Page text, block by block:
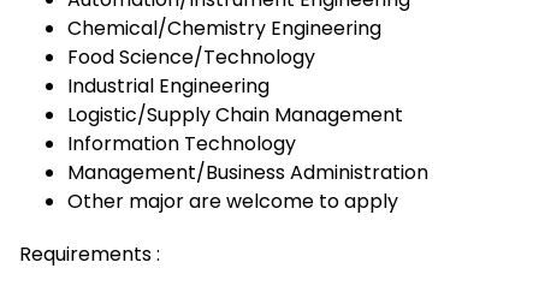
Chemical/Chemistry Engineering
Food Science/Technology
Industrial Engineering
Logistic/Supply Chain Management
Information Technology
Management/Business Administration
Other major are welcome to apply
Requirements :